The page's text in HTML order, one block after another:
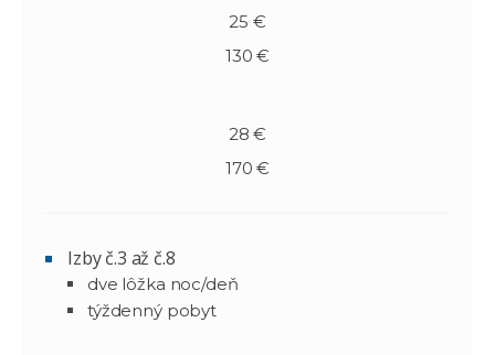
25 €
130 €
28 €
170 €
Izby č.3 až č.8
dve lôžka noc/deň
týždenný pobyt